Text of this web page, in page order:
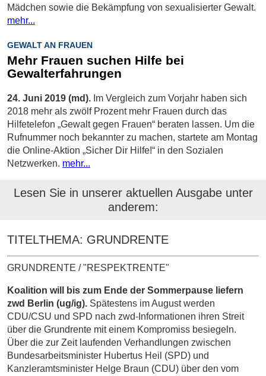
Mädchen sowie die Bekämpfung von sexualisierter Gewalt.
mehr...
GEWALT AN FRAUEN
Mehr Frauen suchen Hilfe bei
Gewalterfahrungen
24. Juni 2019 (md). Im Vergleich zum Vorjahr haben sich
2018 mehr als zwölf Prozent mehr Frauen durch das
Hilfetelefon „Gewalt gegen Frauen“ beraten lassen. Um die
Rufnummer noch bekannter zu machen, startete am Montag
die Online-Aktion „Sicher Dir Hilfe!“ in den Sozialen
Netzwerken. mehr...
Lesen Sie in unserer aktuellen Ausgabe unter
anderem:
TITELTHEMA: GRUNDRENTE
GRUNDRENTE / "RESPEKTRENTE"
Koalition will bis zum Ende der Sommerpause liefern
zwd Berlin (ug/ig). Spätestens im August werden
CDU/CSU und SPD nach zwd-Informationen ihren Streit
über die Grundrente mit einem Kompromiss besiegeln.
Über die zur Zeit laufenden Verhandlungen zwischen
Bundesarbeitsminister Hubertus Heil (SPD) und
Kanzleramtsminister Helge Braun (CDU) über den vom